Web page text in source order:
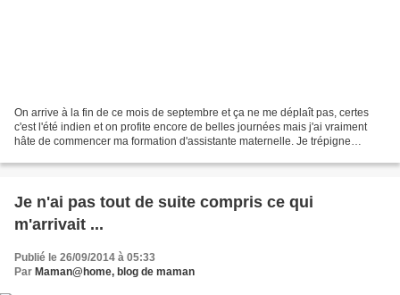
On arrive à la fin de ce mois de septembre et ça ne me déplaît pas, certes
c'est l'été indien et on profite encore de belles journées mais j'ai vraiment
hâte de commencer ma formation d'assistante maternelle. Je trépigne
Je n'ai pas tout de suite compris ce qui
m'arrivait ...
Publié le 26/09/2014 à 05:33
Par Maman@home, blog de maman